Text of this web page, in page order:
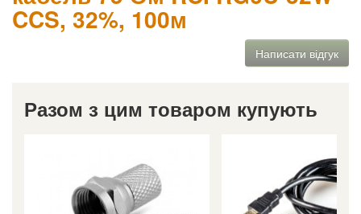
CCS, 32%, 100м
Написати відгук
Разом з цим товаром купують